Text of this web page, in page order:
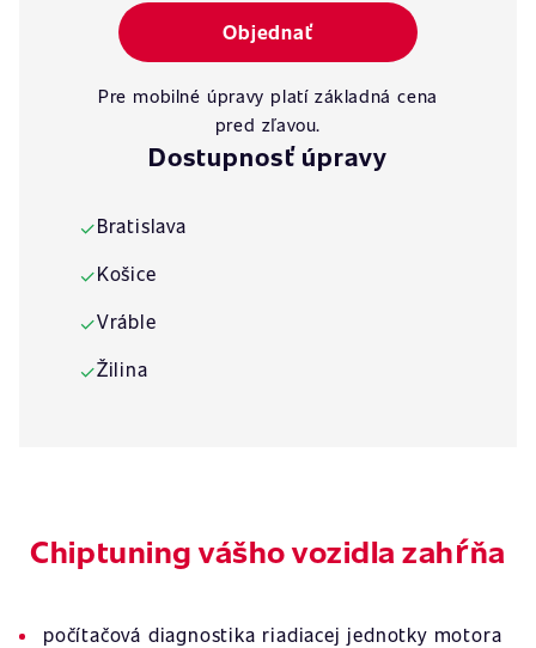
Objednať
Pre mobilné úpravy platí základná cena
pred zľavou.
Dostupnosť úpravy
✓Bratislava
✓Košice
✓Vráble
✓Žilina
Chiptuning vášho vozidla zahŕňa
počítačová diagnostika riadiacej jednotky motora